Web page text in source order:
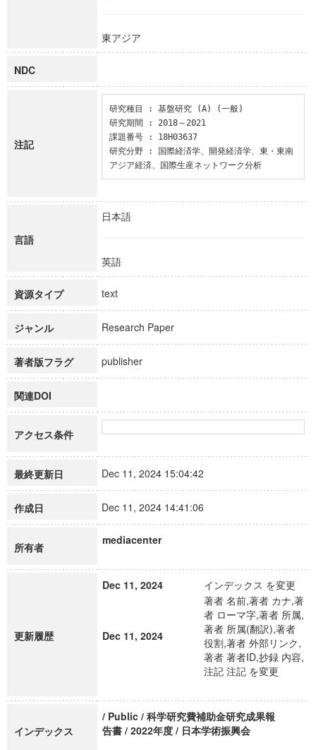
東アジア
NDC
注記
研究種目 : 基盤研究 (A) (一般)
研究期間 : 2018～2021
課題番号 : 18H03637
研究分野 : 国際経済学、開発経済学、東・東南
アジア経済、国際生産ネットワーク分析
言語
日本語
英語
資源タイプ text
ジャンル Research Paper
著者版フラグ publisher
関連DOI
アクセス条件
最終更新日 Dec 11, 2024 15:04:42
作成日 Dec 11, 2024 14:41:06
所有者
mediacenter
更新履歴
Dec 11, 2024 インデックス を変更
Dec 11, 2024
著者 名前,著者 カナ,著
者 ローマ字,著者 所属,
著者 所属(翻訳),著者
役割,著者 外部リンク,
著者 著者ID,抄録 内容,
注記 注記 を変更
インデックス
/ Public / 科学研究費補助金研究成果報
告書 / 2022年度 / 日本学術振興会